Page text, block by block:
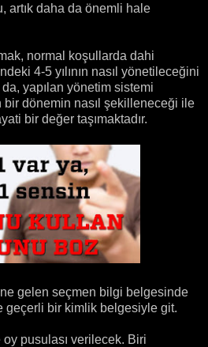
artık daha da önemli hale
normal koşullarda dahi
4-5 yılının nasıl yönetileceğini
yapılan yönetim sistemi
dönemin nasıl şekilleneceği ile
bir değer taşımaktadır.
gelen seçmen bilgi belgesinde
geçerli bir kimlik belgesiyle git.
pusulası verilecek. Biri